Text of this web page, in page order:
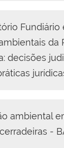
Fundiário
da
decisões
ambiental
-